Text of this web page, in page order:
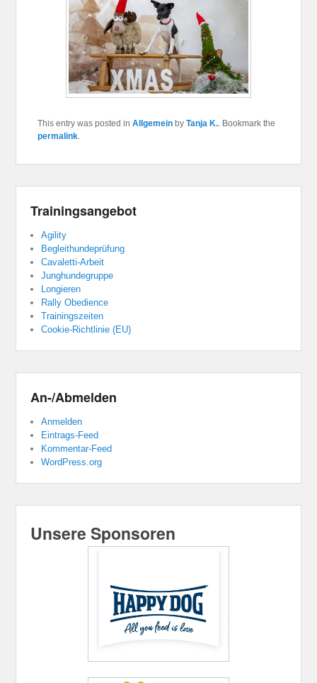
This entry was posted inAllgemein byTanja K. . Bookmark the
permalink
Trainingsangebot
Agility
Begleithundeprüfung
Cavaletti-Arbeit
Junghundegruppe
Longieren
Rally Obedience
Trainingszeiten
Cookie-Richtlinie (EU)
An-/Abmelden
Anmelden
Eintrags-Feed
Kommentar-Feed
WordPress.org
Unsere Sponsoren